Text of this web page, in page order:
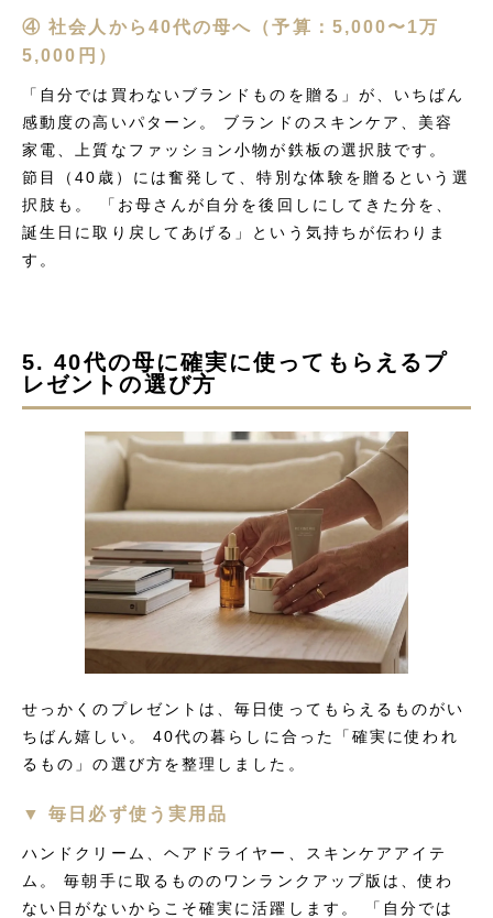
④ 社会人から40代の母へ（予算：5,000〜1万
5,000円）
「自分では買わないブランドものを贈る」が、いちばん
感動度の高いパターン。 ブランドのスキンケア、美容
家電、上質なファッション小物が鉄板の選択肢です。
節目（40歳）には奮発して、特別な体験を贈るという選
択肢も。 「お母さんが自分を後回しにしてきた分を、
誕生日に取り戻してあげる」という気持ちが伝わりま
す。
5. 40代の母に確実に使ってもらえるプ
レゼントの選び方
せっかくのプレゼントは、毎日使ってもらえるものがい
ちばん嬉しい。 40代の暮らしに合った「確実に使われ
るもの」の選び方を整理しました。
▼ 毎日必ず使う実用品
ハンドクリーム、ヘアドライヤー、スキンケアアイテ
ム。 毎朝手に取るもののワンランクアップ版は、使わ
ない日がないからこそ確実に活躍します。 「自分では